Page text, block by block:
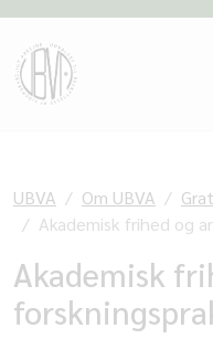
UBVA Om UBVA
Akademisk frihed og
Akademisk